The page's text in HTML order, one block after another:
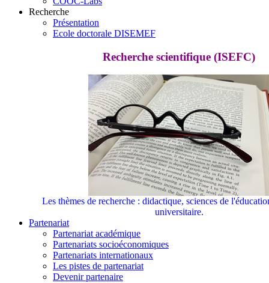
Recherche
Présentation
Ecole doctorale DISEMEF
Recherche scientifique (ISEFC)
Les thèmes de recherche : didactique, sciences de
universitaire.
Partenariat
Partenariat académique
Partenariats socioéconomiques
Partenariats internationaux
Les pistes de partenariat
Devenir partenaire